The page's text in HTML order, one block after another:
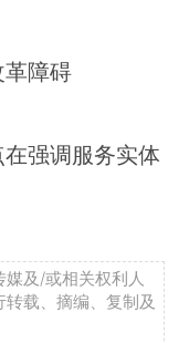
革障碍
强调服务实体
及/或相关权利人
载、摘编、复制及